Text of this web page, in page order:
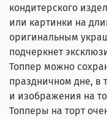
кондитерского
или картинки на
оригинальным
подчеркнет
Топпер можно
праздничном дне, в
и изображения на
Топперы на торт